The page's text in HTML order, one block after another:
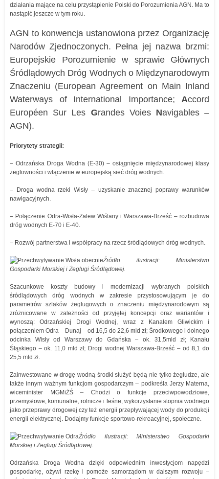
działania mające na celu przystąpienie Polski do Porozumienia AGN. Ma to
nastąpić jeszcze w tym roku.
AGN to konwencja ustanowiona przez Organizację
Narodów Zjednoczonych. Pełna jej nazwa brzmi:
Europejskie Porozumienie w sprawie Głównych
Śródlądowych Dróg Wodnych o Międzynarodowym
Znaczeniu (European Agreement on Main Inland
Waterways of International Importance; Accord
Européen Sur Les Grandes Voies Navigables –
AGN).
Priorytety strategii:
– Odrzańska Droga Wodna (E-30) – osiągnięcie międzynarodowej klasy
żeglowności i włączenie w europejską sieć dróg wodnych.
– Droga wodna rzeki Wisły – uzyskanie znacznej poprawy warunków
nawigacyjnych.
– Połączenie Odra-Wisła-Zalew Wiślany i Warszawa-Brześć – rozbudowa
dróg wodnych E-70 i E-40.
– Rozwój partnerstwa i współpracy na rzecz śródlądowych dróg wodnych.
Źródło ilustracji: Ministerstwo
Gospodarki Morskiej i Żeglugi Śródlądowej.
Szacunkowe koszty budowy i modernizacji wybranych polskich
śródlądowych dróg wodnych w zakresie przystosowującym je do
parametrów szlaków żeglugowych o znaczeniu międzynarodowym są
zróżnicowane w zależności od przyjętej koncepcji oraz wariantów i
wynoszą: Odrzańskiej Drogi Wodnej, wraz z Kanałem Gliwickim i
połączeniem Odra – Dunaj – od 16,5 do 22,6 mld zł; Środkowego i dolnego
odcinka Wisły od Warszawy do Gdańska – ok. 31,5mld zł; Kanału
Śląskiego – ok. 11,0 mld zł; Drogi wodnej Warszawa-Brześć – od 8,1 do
25,5 mld zł.
Zainwestowane w drogę wodną środki służyć będą nie tylko żegludze, ale
także innym ważnym funkcjom gospodarczym – podkreśla Jerzy Materna,
wiceminister MGMiŻŚ – Chodzi o funkcje przeciwpowodziowe,
przemysłowe, komunalne, rolnicze i leśne, wykorzystanie stopnia wodnego
jako przeprawy drogowej czy też energii przepływającej wody do produkcji
energii elektrycznej. Dodajmy funkcje sportowo-rekreacyjnej, społeczne.
Źródło ilustracji: Ministerstwo Gospodarki
Morskiej i Żeglugi Śródlądowej.
Odrzańska Droga Wodna dzięki odpowiednim inwestycjom napędzi
gospodarkę, ożywi rzekę i pomoże samorządom w dalszym rozwoju –